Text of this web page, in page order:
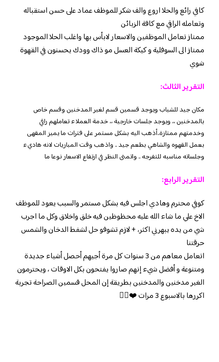
كافي رائع والحلا اروع والف شكر للموظف عماد على حسن استقباله
وتعامله الراقي مع كافة الزبائن
ممتاز تعامل الموظفين والاسعار لابأس بها واغلب الحلا الموجود
ممتاز الى السوفلية و كيكة العسل مو ذاك وودك يحسنون في القهوة
شوي
التقرير الثالث:
مكان جيد للشباب ويوجد قسمين قسم لغير المدخنين وقسم خاص
بالمدخنين ،، ويوجد جلسات خارجية ،، خدمة العملاء تعاملهم راقي
وخدمتهم ممتازة..أذهب اليه بشكل مستمر على فترات ما يميز المقهى
بعمل القهوه والشاهي بطعم جيد .. واذهب وقت المباريات لانه هاديء
وجلساته مناسبه للتفرجه .. واتمنى النظر في ارتفاع الاسعار نوعا ما
التقرير الرابع:
كوفي محترم وهادي اجلس فيه بشكل مستمر والسبب يعود للموظف
الاخ علي ما شاء الله عليه محظوظين فيه خلق واخلاق وكل ما اجرب
شي من يده يبهرني اكثر، + لازم تشوفو حل لشفط الدخان والشمس
حرقتنا
اتعامل معاهم من 3 سنوات كل مرة أجيهم أحصل أشياء جديدة
ومتنوعة و أفضل شيء إنهم صاروا يفتحون بكل الاوقات ، ويحترمون
الغير مدخنين والمدخنين بطريقة إن المحل قسمين الصراحة تجربة
اكررها بالاسبوع 3 مرات ❤️👍🏻